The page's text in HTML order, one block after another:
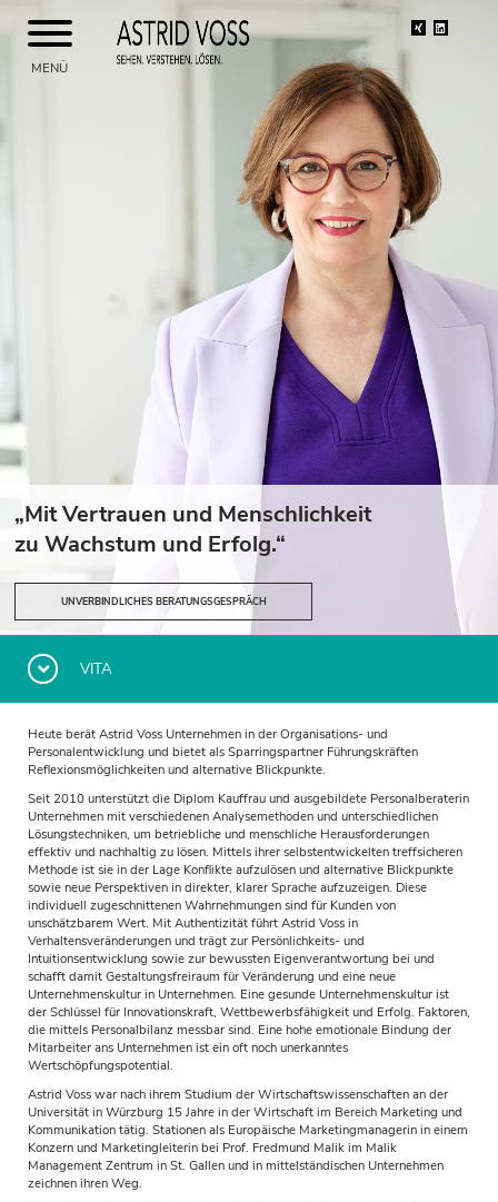
MENÜ
XingLinkedin
„Mit Vertrauen und Menschlichkeit
zu Wachstum und Erfolg.“
UNVERBINDLICHES BERATUNGSGESPRÄCH
VITA
Heute berät Astrid Voss Unternehmen in der Organisations- und
Personalentwicklung und bietet als Sparringspartner Führungskräften
Reflexionsmöglichkeiten und alternative Blickpunkte.
Seit 2010 unterstützt die Diplom Kauffrau und ausgebildete Personalberaterin
Unternehmen mit verschiedenen Analysemethoden und unterschiedlichen
Lösungstechniken, um betriebliche und menschliche Herausforderungen
effektiv und nachhaltig zu lösen. Mittels ihrer selbstentwickelten treffsicheren
Methode ist sie in der Lage Konflikte aufzulösen und alternative Blickpunkte
sowie neue Perspektiven in direkter, klarer Sprache aufzuzeigen. Diese
individuell zugeschnittenen Wahrnehmungen sind für Kunden von
unschätzbarem Wert. Mit Authentizität führt Astrid Voss in
Verhaltensveränderungen und trägt zur Persönlichkeits- und
Intuitionsentwicklung sowie zurbewussten Eigenverantwortung bei und
schafft damit Gestaltungsfreiraum für Veränderung und eine neue
Unternehmenskultur in Unternehmen. Eine gesunde Unternehmenskultur ist
der Schlüssel für Innovationskraft, Wettbewerbsfähigkeit und Erfolg. Faktoren,
die mittels Personalbilanz messbar sind. Eine hohe emotionale Bindung der
Mitarbeiter ans Unternehmen ist ein oft noch unerkanntes
Wertschöpfungspotential.
Astrid Voss war nach ihrem Studium der Wirtschaftswissenschaften an der
Universität in Würzburg 15 Jahre in der Wirtschaft im Bereich Marketing und
Kommunikation tätig. Stationen als Europäische Marketingmanagerin in einem
Konzern und Marketingleiterin bei Prof. Fredmund Malik im Malik
Management Zentrum in St. Gallen und in mittelständischen Unternehmen
zeichnen ihren Weg.